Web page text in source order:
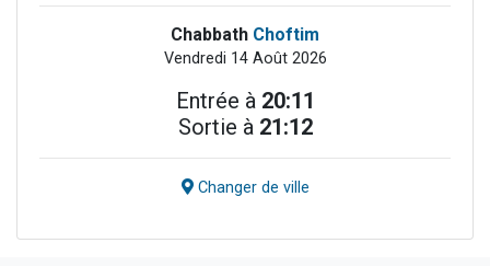
Chabbath Choftim
Vendredi 14 Août 2026
Entrée à 20:11
Sortie à 21:12
Changer de ville